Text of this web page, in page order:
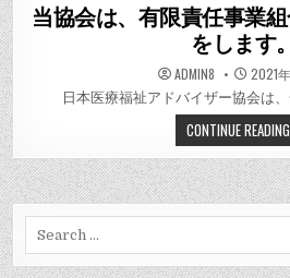
in
当協会は、有限責任事業
をします。
ADMIN8 2021
日本医療福祉アドバイザー協会は
CONTINUE READING